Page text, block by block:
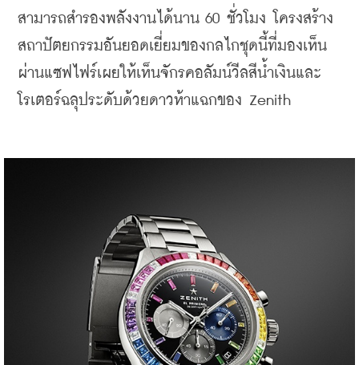
สามารถสำรองพลังงานได้นาน 60 ชั่วโมง โครงสร้าง
สถาปัตยกรรมอันยอดเยี่ยมของกลไกชุดนี้ที่มองเห็น
ผ่านแซฟไฟร์เผยให้เห็นจักรคอลัมน์วีลสีน้ำเงินและ
โรเตอร์ฉลุประดับด้วยดาวห้าแฉกของ Zenith